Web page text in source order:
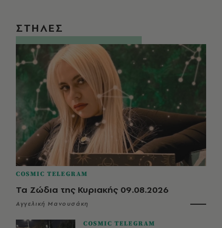
ΣΤΗΛΕΣ
COSMIC TELEGRAM
Τα Ζώδια της Κυριακής 09.08.2026
Αγγελική Μανουσάκη
COSMIC TELEGRAM